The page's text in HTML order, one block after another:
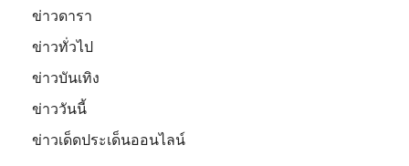
ข่าวดารา
ข่าวทั่วไป
ข่าวบันเทิง
ข่าววันนี้
ข่าวเด็ดประเด็นออนไลน์